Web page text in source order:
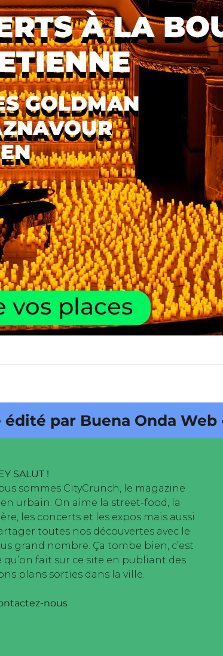
Buena Onda Web •
SALUT !
sommes CityCrunch, le magazine
urbain. On aime la street-food, la
les concerts et les expos mais aussi
toutes nos découvertes avec le
grand nombre. Ça tombe bien, c’est
qu’on fait sur ce site en publiant des
plans sorties dans la ville.
nous